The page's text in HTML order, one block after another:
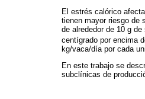
El estrés calórico
tienen mayor riesgo de
de alrededor de 10 g
centígrado por encima
kg/vaca/día por cada
En este trabajo se
subclínicas de